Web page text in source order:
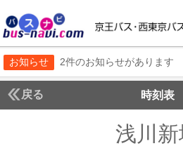
お知らせ 2件のお知らせがあります
戻る 時刻表
浅川